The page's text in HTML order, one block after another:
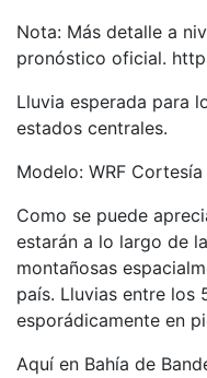
Nota: Más detalle a
pronóstico oficial.
Lluvia esperada para
estados centrales.
Modelo: WRF
Como se puede
estarán a lo largo de
montañosas
país. Lluvias entre los
esporádicamente en
Aquí en Bahía de